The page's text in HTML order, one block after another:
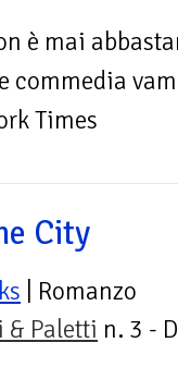
è mai
commedia
Times
City
| Romanzo
& Paletti n. 3 -